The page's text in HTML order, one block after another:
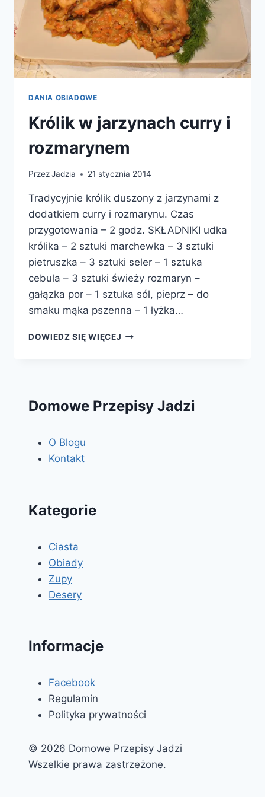
DANIA OBIADOWE
Królik w jarzynach curry i
rozmarynem
PrzezJadzia 21 stycznia 2014
Tradycyjnie królik duszony z jarzynami z
dodatkiem curry i rozmarynu. Czas
przygotowania – 2 godz. SKŁADNIKI udka
królika – 2 sztuki marchewka – 3 sztuki
pietruszka – 3 sztuki seler – 1 sztuka
cebula – 3 sztuki świeży rozmaryn –
gałązka por – 1 sztuka sól, pieprz – do
smaku mąka pszenna – 1 łyżka…
DOWIEDZ SIĘ WIĘCEJ KRÓLIK
Domowe Przepisy Jadzi
O Blogu
Kontakt
Kategorie
Ciasta
Obiady
Zupy
Desery
Informacje
Facebook
Regulamin
Polityka prywatności
© 2026 Domowe Przepisy Jadzi
Wszelkie prawa zastrzeżone.